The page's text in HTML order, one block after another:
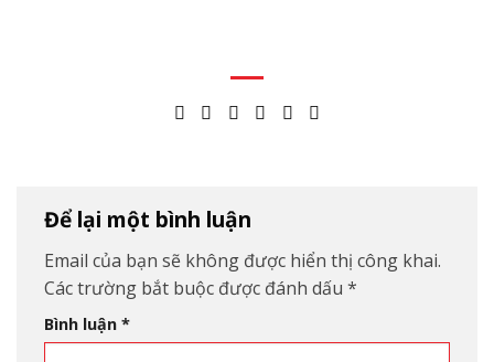
Để lại một bình luận
Email của bạn sẽ không được hiển thị công khai.
Các trường bắt buộc được đánh dấu *
Bình luận *